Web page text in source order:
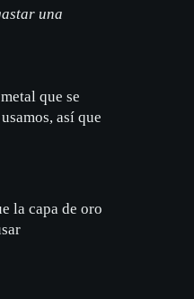
una
que se
así que
la capa de oro